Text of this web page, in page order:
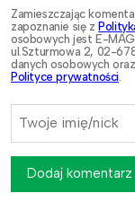
Zamieszczając
zapoznanie się z
osobowych jest E-
ul.Szturmowa 2, 02-
danych osobowych
Polityce prywatności.
Dodaj komentarz